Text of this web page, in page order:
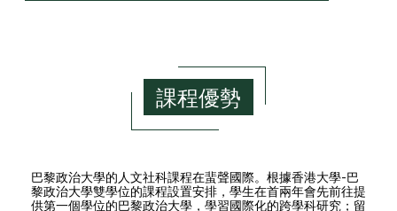
課程優勢
巴黎政治大學的人文社科課程在蜚聲國際。根據香港大學-巴
黎政治大學雙學位的課程設置安排，學生在首兩年會先前往提
供第一個學位的巴黎政治大學，學習國際化的跨學科研究；留